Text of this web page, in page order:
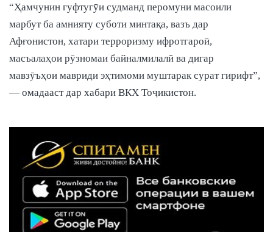
“Ҳамчунин гуфтугӯи судманд перомуни масоили
марбут ба амнияту суботи минтақа, вазъ дар
Афғонистон, хатари терроризму ифротгароӣ,
масъалаҳои рӯзномаи байналмилалӣ ва дигар
мавзӯъҳои мавриди эҳтимоми муштарак сурат гирифт”,
— омадааст дар хабари ВКХ Тоҷикистон.